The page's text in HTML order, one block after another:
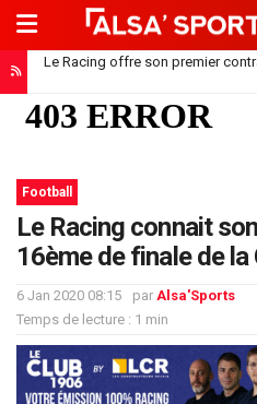
Le Racing offre son premier
Football
Le Racing connait
16ème de finale de la
6 Jan 2020 08:15 par Alsa'Sports
Temps de lecture : 1 min